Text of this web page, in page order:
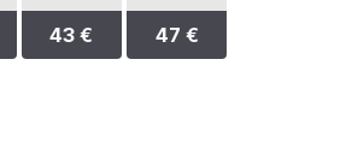
43 € 47 €